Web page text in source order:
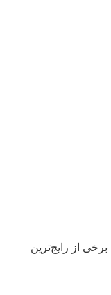
از رایج‌ترین